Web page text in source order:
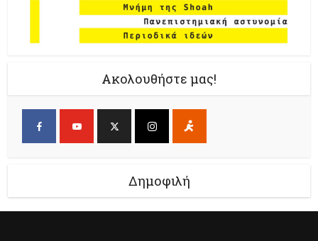
Ακολουθήστε μας!
Δημοφιλή